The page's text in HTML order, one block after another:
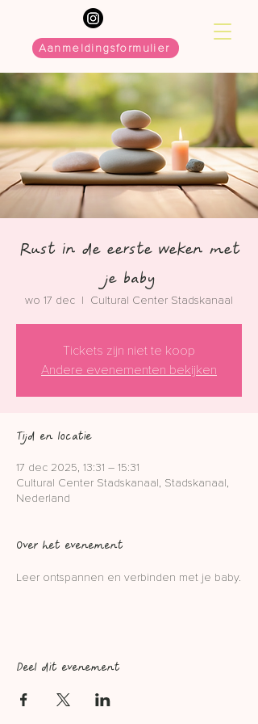
Aanmeldingsformulier
Rust in de eerste weken met
je baby
wo 17 dec
  |
Cultural Center Stadskanaal
Tickets zijn niet te koop
Andere evenementen bekijken
Tijd en locatie
17 dec 2025, 13:31 – 15:31
Cultural Center Stadskanaal, Stadskanaal,
Nederland
Over het evenement
Leer ontspannen en verbinden met je baby.
Deel dit evenement